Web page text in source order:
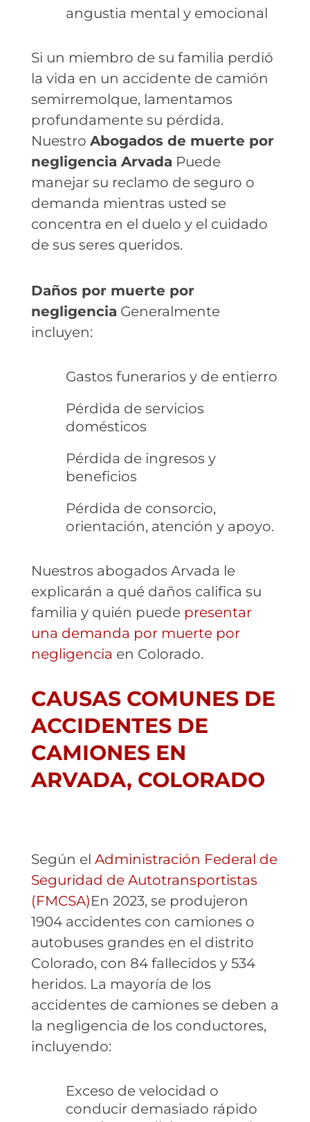
angustia mental y emocional
Si un miembro de su familia perdió
la vida en un accidente de camión
semirremolque, lamentamos
profundamente su pérdida.
Nuestro Abogados de muerte por
negligencia Arvada Puede
manejar su reclamo de seguro o
demanda mientras usted se
concentra en el duelo y el cuidado
de sus seres queridos.
Daños por muerte por
negligencia Generalmente
incluyen:
Gastos funerarios y de entierro
Pérdida de servicios
domésticos
Pérdida de ingresos y
beneficios
Pérdida de consorcio,
orientación, atención y apoyo.
Nuestros abogados Arvada le
explicarán a qué daños califica su
familia y quién puede presentar
una demanda por muerte por
negligencia en Colorado.
CAUSAS COMUNES DE
ACCIDENTES DE
CAMIONES EN
ARVADA, COLORADO
Según el Administración Federal de
Seguridad de Autotransportistas
(FMCSA)En 2023, se produjeron
1904 accidentes con camiones o
autobuses grandes en el distrito
Colorado, con 84 fallecidos y 534
heridos. La mayoría de los
accidentes de camiones se deben a
la negligencia de los conductores,
incluyendo:
Exceso de velocidad o
conducir demasiado rápido